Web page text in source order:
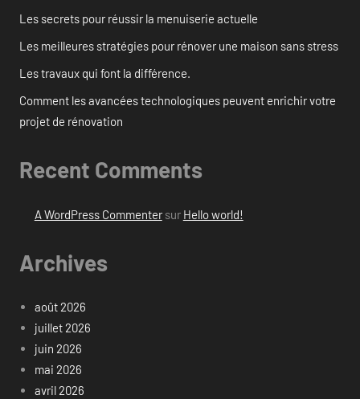
Les secrets pour réussir la menuiserie actuelle
Les meilleures stratégies pour rénover une maison sans stress
Les travaux qui font la différence.
Comment les avancées technologiques peuvent enrichir votre
projet de rénovation
Recent Comments
A WordPress Commentersur Hello world!
Archives
août 2026
juillet 2026
juin 2026
mai 2026
avril 2026